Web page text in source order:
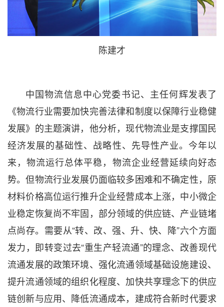
陈建才
中国物流信息中心党委书记、主任何辉发表了
《物流行业需要加快完善法律和制度以保障行业稳健
发展》的主题演讲，他分析，现代物流业是支撑国民
经济发展的基础性、战略性、先导性产业。今年以
来，物流运行总体平稳，物流企业经营延续向好态
势。但物流行业发展仍面临较多困难和不确定性，原
材料价格高位运行推升企业经营成本上涨，中小微企
业稳定恢复尚不牢固，部分领域的供应链、产业链堵
点尚存。需要从“转、改、强、升、快、降”六个方面
发力，即转变过去“重生产轻流通”的理念、改善现代
流通发展的政策环境、强化流通领域基础设施建设、
提升流通领域的组织化程度、加快共享理念下的供应
链创新与应用、降低流通成本，建成符合新时代要求